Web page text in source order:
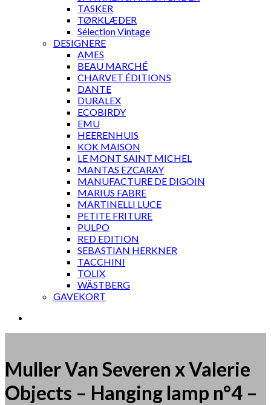
TASKER
TØRKLÆDER
Sélection Vintage
DESIGNERE
AMES
BEAU MARCHÉ
CHARVET ÉDITIONS
DANTE
DURALEX
ECOBIRDY
EMU
HEERENHUIS
KOK MAISON
LE MONT SAINT MICHEL
MANTAS EZCARAY
MANUFACTURE DE DIGOIN
MARIUS FABRE
MARTINELLI LUCE
PETITE FRITURE
PULPO
RED EDITION
SEBASTIAN HERKNER
TACCHINI
TOLIX
WÄSTBERG
GAVEKORT
Muller Van Severen x Valerie
Objects – Hanging lamp n°4 –